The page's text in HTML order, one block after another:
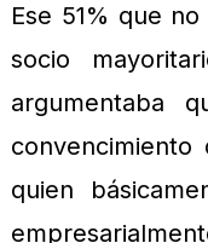
Ese 51% que
socio
argumentaba
quien